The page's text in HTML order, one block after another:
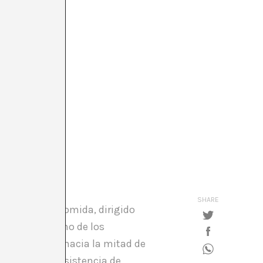
con la comida, dirigido
Miralda, uno de los
Atención hacia la mitad de
SHARE